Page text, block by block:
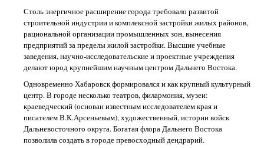
Столь энергичное расширение города требовало развитой
строительной индустрии и комплексной застройки жилых районов,
рациональной организации промышленных зон, вынесения
предприятий за пределы жилой застройки. Высшие учебные
заведения, научно-исследовательские и проектные учреждения
делают юрод крупнейшим научным центром Дальнего Востока.
Одновременно Хабаровск формировался и как крупный культурный
центр. В городе несколько театров, филармония, музеи:
краеведческий (основан известным исследователем края и
писателем В.К.Арсеньевым), художественный, истории войск
Дальневосточного округа. Богатая флора Дальнего Востока
позволила создать в городе превосходный дендрарий.